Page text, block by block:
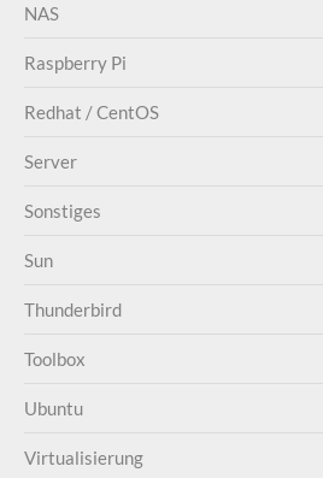
NAS
Raspberry Pi
Redhat / CentOS
Server
Sonstiges
Sun
Thunderbird
Toolbox
Ubuntu
Virtualisierung